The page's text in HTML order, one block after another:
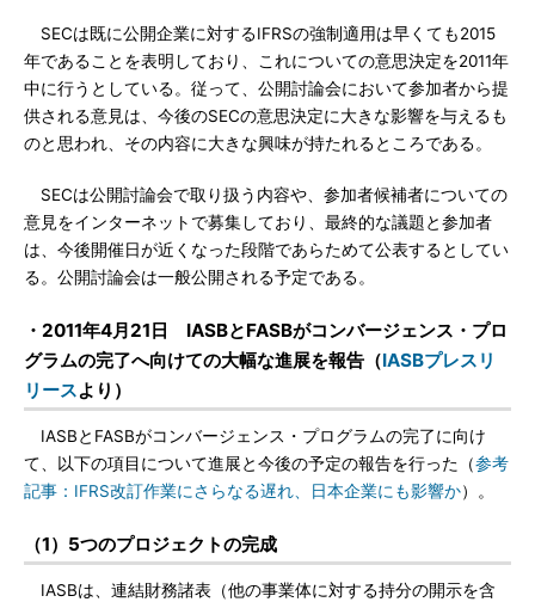
SECは既に公開企業に対するIFRSの強制適用は早くても2015
年であることを表明しており、これについての意思決定を2011年
中に行うとしている。従って、公開討論会において参加者から提
供される意見は、今後のSECの意思決定に大きな影響を与えるも
のと思われ、その内容に大きな興味が持たれるところである。
SECは公開討論会で取り扱う内容や、参加者候補者についての
意見をインターネットで募集しており、最終的な議題と参加者
は、今後開催日が近くなった段階であらためて公表するとしてい
る。公開討論会は一般公開される予定である。
・2011年4月21日 IASBとFASBがコンバージェンス・プロ
グラムの完了へ向けての大幅な進展を報告（IASBプレスリ
リースより）
IASBとFASBがコンバージェンス・プログラムの完了に向け
て、以下の項目について進展と今後の予定の報告を行った（参考
記事：IFRS改訂作業にさらなる遅れ、日本企業にも影響か）。
（1）5つのプロジェクトの完成
IASBは、連結財務諸表（他の事業体に対する持分の開示を含